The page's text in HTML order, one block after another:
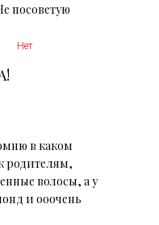
посоветую
Нет
в каком
родителям,
волосы, а у
и ооочень